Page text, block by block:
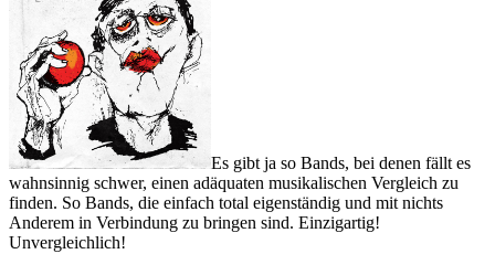
Es gibt ja so Bands, bei denen fällt es
wahnsinnig schwer, einen adäquaten musikalischen Vergleich zu
finden. So Bands, die einfach total eigenständig und mit nichts
Anderem in Verbindung zu bringen sind. Einzigartig!
Unvergleichlich!